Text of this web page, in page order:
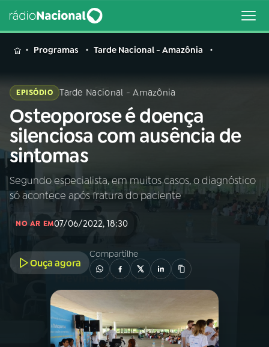
MENU
Buscar
na
Rádio
Nacional
Buscar
AO VIVO
INÍCIO
A RÁDIO
PROGRAMAÇÃO
PROGRAMAS
Programas Tarde Nacional - Amazônia
EPISÓDIO Tarde Nacional - Amazônia
Osteoporose é doença
silenciosa com ausência de
sintomas
Segundo especialista, em muitos casos, o diagnóstico
só acontece após fratura do paciente
NO AR EM07/06/2022, 18:30
Ouça agora
Compartilhe